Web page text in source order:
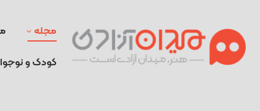
مجله
کودک و